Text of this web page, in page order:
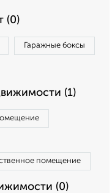
(0)
Гаражные боксы
(1)
помещение
(0)